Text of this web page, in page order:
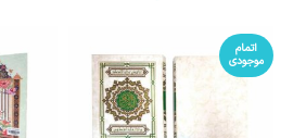
اتمام
موجودی